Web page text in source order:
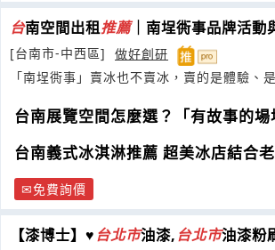
台南空間出租推薦｜南埕衖事品牌活動
[台南市-中西區]
做好創研
「南埕衖事」賣冰也不賣冰，賣的是體驗、
台南展覽空間怎麼選？「有故事的
台南義式冰淇淋推薦 超美冰店結合
免費詢價
【漆博士】♥ 台北市油漆, 台北市油漆粉